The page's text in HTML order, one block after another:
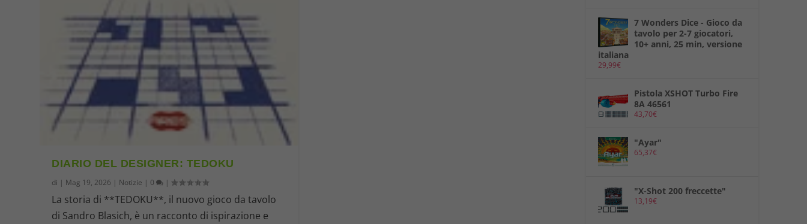
DIARIO DEL DESIGNER: TEDOKU
di | Mag 19, 2026 | Notizie | 0 |
La storia di **TEDOKU**, il nuovo gioco da tavolo
di Sandro Blasich, è un racconto di ispirazione e
7 Wonders Dice - Gioco da
tavolo per 2-7 giocatori,
10+ anni, 25 min, versione
italiana
29,99€
Pistola XSHOT Turbo Fire
8A 46561
43,70€
"Ayar"
65,37€
"X-Shot 200 freccette"
13,19€